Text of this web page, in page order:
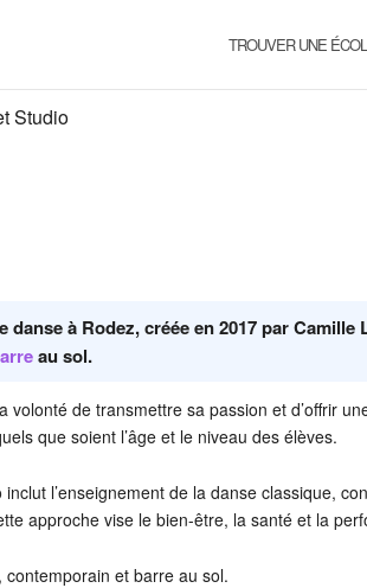
TROUVER UNE
Studio
à Rodez, créée en 2017 par
au sol.
volonté de transmettre sa passion et d’offrir
que soient l’âge et le niveau des élèves.
l’enseignement de la danse classique,
approche vise le bien-être, la santé et la
contemporain et barre au sol.